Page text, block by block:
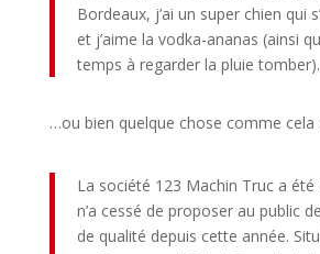
Bordeaux, j’ai un super chien qui
et j’aime la vodka-ananas (ainsi
temps à regarder la pluie tomber).
…ou bien quelque chose comme cela :
La société 123 Machin Truc a
n’a cessé de proposer au public
de qualité depuis cette année.